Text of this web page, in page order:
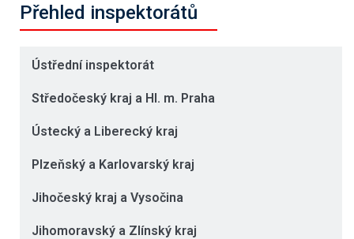
Přehled inspektorátů
Ústřední inspektorát
Středočeský kraj a Hl. m. Praha
Ústecký a Liberecký kraj
Plzeňský a Karlovarský kraj
Jihočeský kraj a Vysočina
Jihomoravský a Zlínský kraj